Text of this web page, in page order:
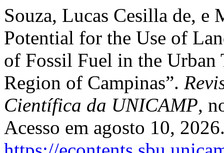
Souza, Lucas Cesilla de,
Potential for the Use of
of Fossil Fuel in the
Region of Campinas”.
Científica da UNICAMP,
Acesso em agosto 10,